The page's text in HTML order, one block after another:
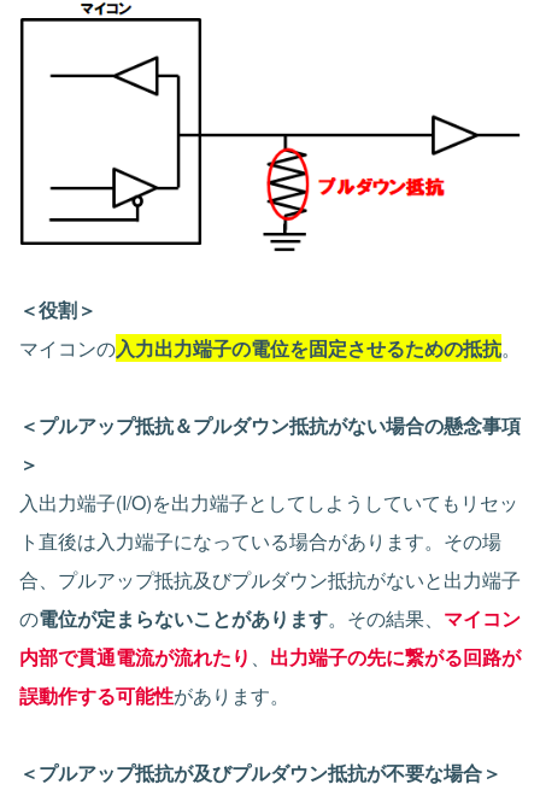
＜役割＞
マイコンの入力出力端子の電位を固定させるための抵抗。
＜プルアップ抵抗＆プルダウン抵抗がない場合の懸念事項
＞
入出力端子(I/O)を出力端子としてしようしていてもリセッ
ト直後は入力端子になっている場合があります。その場
合、プルアップ抵抗及びプルダウン抵抗がないと出力端子
の電位が定まらないことがあります。その結果、 マイコン
内部で貫通電流が流れたり 、 出力端子の先に繋がる回路が
誤動作する可能性があります。
＜プルアップ抵抗が及びプルダウン抵抗が不要な場合＞